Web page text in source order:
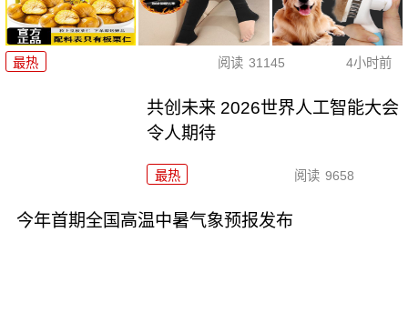
最热 阅读 31145 4小时前
共创未来 2026世界人工智能大会
令人期待
最热 阅读 9658
今年首期全国高温中暑气象预报发布